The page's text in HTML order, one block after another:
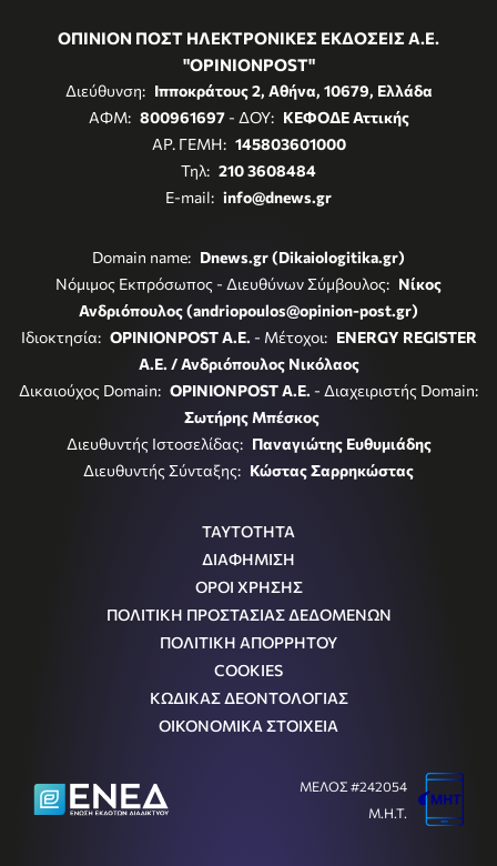
ΟΠΙΝΙΟΝ ΠΟΣΤ ΗΛΕΚΤΡΟΝΙΚΕΣ ΕΚΔΟΣΕΙΣ Α.Ε.
"OPINIONPOST"
Διεύθυνση: Ιπποκράτους 2, Αθήνα, 10679, Ελλάδα
ΑΦΜ: 800961697- ΔΟΥ: ΚΕΦΟΔΕ Αττικής
ΑΡ. ΓΕΜΗ: 145803601000
Τηλ: 210 3608484
E-mail: info@dnews.gr
Domain name: Dnews.gr (Dikaiologitika.gr)
Νόμιμος Εκπρόσωπος - Διευθύνων Σύμβουλος: Νίκος
Ανδριόπουλος (andriopoulos@opinion-post.gr)
Ιδιοκτησία: OPINIONPOST A.E. - Μέτοχοι: ENERGY REGISTER
Α.Ε. / Ανδριόπουλος Νικόλαος
Δικαιούχος Domain: OPINIONPOST A.E. - Διαχειριστής Domain:
Σωτήρης Μπέσκος
Διευθυντής Ιστοσελίδας: Παναγιώτης Ευθυμιάδης
Διευθυντής Σύνταξης: Κώστας Σαρρηκώστας
ΤΑΥΤΟΤΗΤΑ
ΔΙΑΦΗΜΙΣΗ
ΟΡΟΙ ΧΡΗΣΗΣ
ΠΟΛΙΤΙΚΗ ΠΡΟΣΤΑΣΙΑΣ ΔΕΔΟΜΕΝΩΝ
ΠΟΛΙΤΙΚΗ ΑΠΟΡΡΗΤΟΥ
COOKIES
ΚΩΔΙΚΑΣ ΔΕΟΝΤΟΛΟΓΙΑΣ
ΟΙΚΟΝΟΜΙΚΑ ΣΤΟΙΧΕΙΑ
ΜΕΛΟΣ #242054
Μ.Η.Τ.